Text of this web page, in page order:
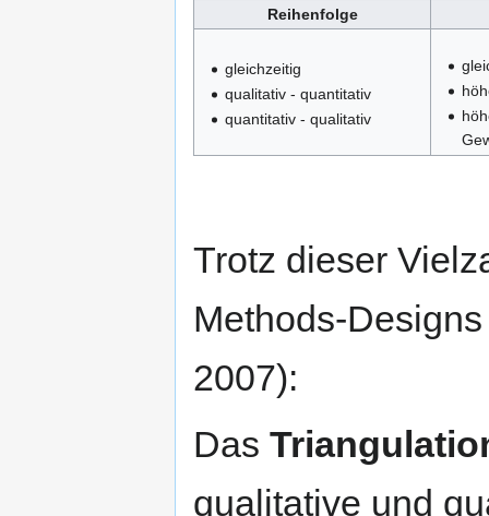
Reihenfolge
gleichzeitig
qualitativ - quantitativ
quantitativ - qualitativ
Trotz dieser
Methods-
2007):
Das
qualitative und